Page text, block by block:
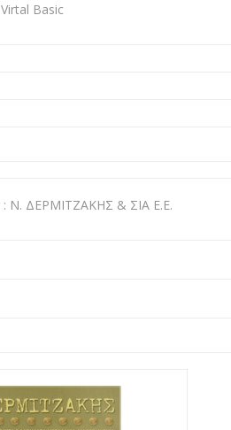
Basic
: Ν. ΔΕΡΜΙΤΖΑΚΗΣ & ΣΙΑ Ε.Ε.